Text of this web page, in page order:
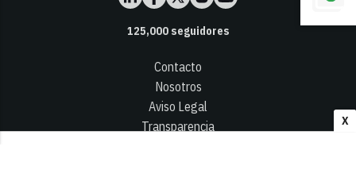
X
125,000seguidores
Contacto
Nosotros
Aviso Legal
Transparencia